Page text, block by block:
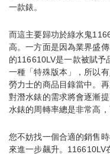
一款錶。
而這主要歸功於綠水鬼
高。一方面是因為業界盛
的116610LV是一款被賦予
一種「特殊版本」，所以
勞力士的商品目錄當中。
對潛水錶的需求將會逐漸
水錶的周轉率總是非常高
您不妨找一個合適的銷售
來進一步飆升。116610LV